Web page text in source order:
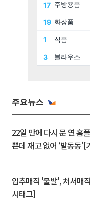
주요뉴스
22일 만에 다시 문 연 홈
쁜데 재고 없어 ‘발동동’[
입추매직 '불발', 처서매
시태그]